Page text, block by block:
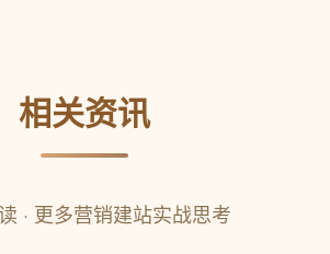
相关资讯
· 更多营销建站实战思考